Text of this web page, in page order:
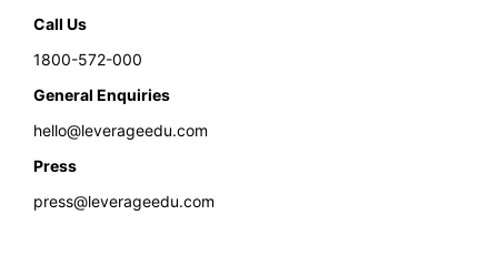
Call Us
1800-572-000
General Enquiries
hello@leverageedu.com
Press
press@leverageedu.com